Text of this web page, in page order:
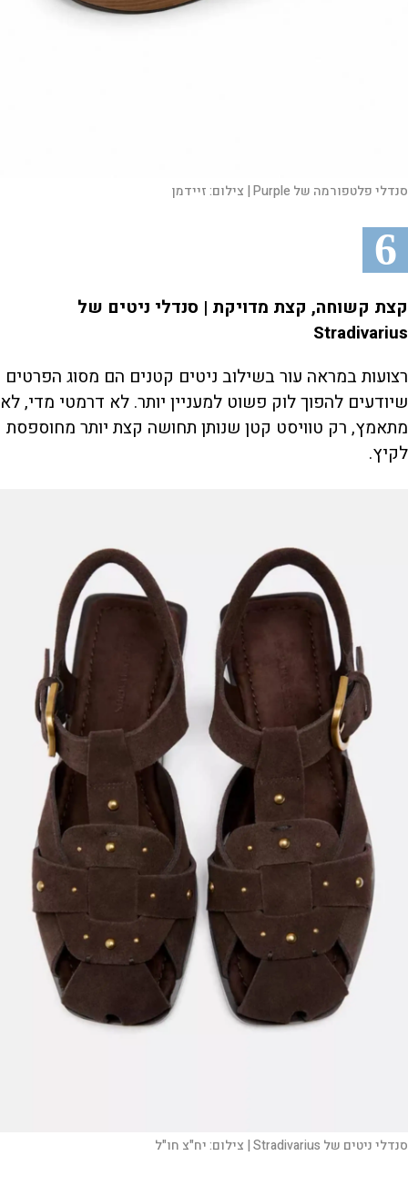
סנדלי פלטפורמה של Purple | צילום:זיידמן
6
קצת קשוחה, קצת מדויקת | סנדלי ניטים של
Stradivarius
רצועות במראה עור בשילוב ניטים קטנים הם מסוג הפרטים
שיודעים להפוך לוק פשוט למעניין יותר. לא דרמטי מדי, לא
מתאמץ, רק טוויסט קטן שנותן תחושה קצת יותר מחוספסת
לקיץ.
סנדלי ניטים של Stradivarius | צילום:יח"צ חו"ל